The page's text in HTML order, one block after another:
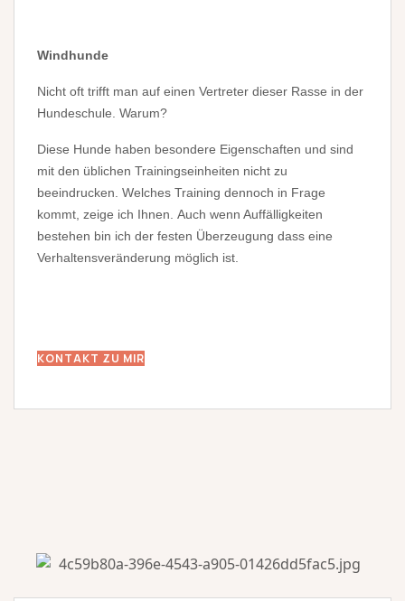
Windhunde
Nicht oft trifft man auf einen Vertreter dieser Rasse in der
Hundeschule. Warum?
Diese Hunde haben besondere Eigenschaften und sind
mit den üblichen Trainingseinheiten nicht zu
beeindrucken. Welches Training dennoch in Frage
kommt, zeige ich Ihnen. Auch wenn Auffälligkeiten
bestehen bin ich der festen Überzeugung dass eine
Verhaltensveränderung möglich ist.
KONTAKT ZU MIR